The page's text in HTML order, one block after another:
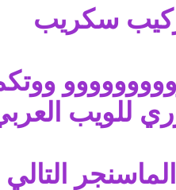
سكريب
للويب
التالي